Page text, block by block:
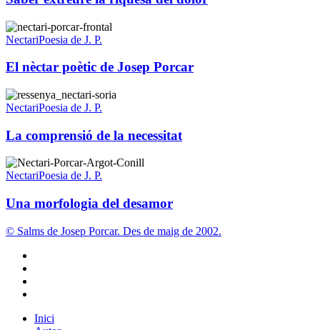
del
dolor
El
nèctar
de
Porcar
NectariPoesia de J. P.
El nèctar poètic de Josep Porcar
La
comprensió
la
necessitat
NectariPoesia de J. P.
La comprensió de la necessitat
Una
morfologia
desamor
NectariPoesia de J. P.
Una morfologia del desamor
© Salms de Josep Porcar. Des de maig de 2002.
Close
Inici